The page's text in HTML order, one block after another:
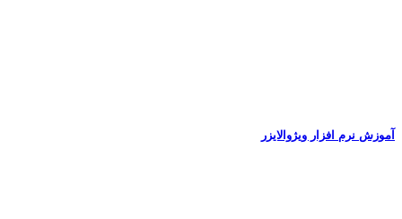
آموزش نرم‌ افزار ویژوالایزر